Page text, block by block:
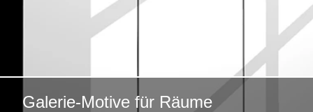
Galerie-Motive für Räume